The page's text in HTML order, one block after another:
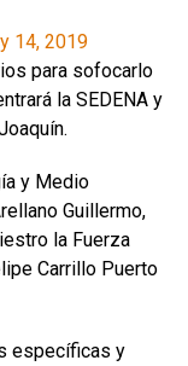
14, 2019
para sofocarlo
la SEDENA y
y Medio
Guillermo,
la Fuerza
Carrillo Puerto
específicas y